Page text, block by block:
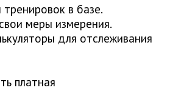
в базе.
меры измерения.
для отслеживания
платная